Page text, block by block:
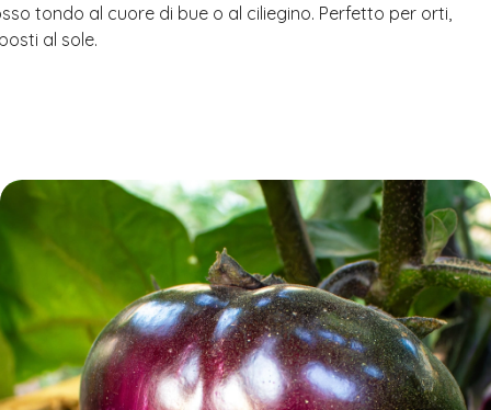
tondo al cuore di bue o al ciliegino. Perfetto per orti,
al sole.